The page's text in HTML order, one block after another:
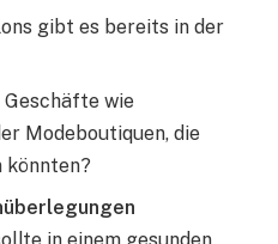
gibt es bereits in der
wie
Modeboutiquen, die
könnten?
in einem gesunden